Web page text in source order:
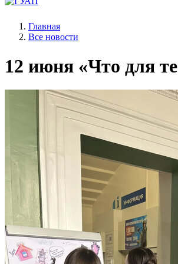
Главная
Все новости
12 июня «Что для